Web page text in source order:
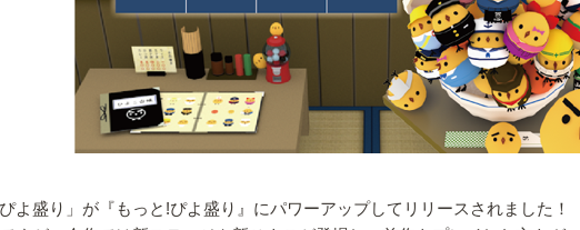
よ盛り」が『もっと!ぴよ盛り』にパワーアップしてリリースされました！